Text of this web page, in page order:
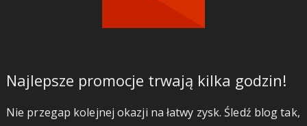
Najlepsze promocje trwają kilka godzin!
Nie przegap kolejnej okazji na łatwy zysk. Śledź blog tak,